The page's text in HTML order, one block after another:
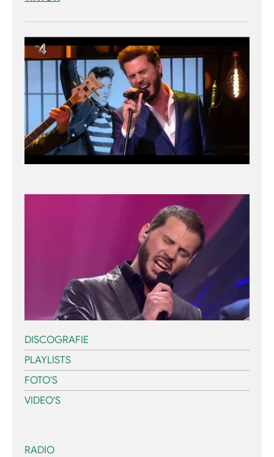
DISCOGRAFIE
PLAYLISTS
FOTO'S
VIDEO'S
RADIO